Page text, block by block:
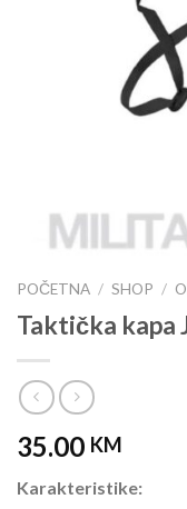
POČETNA / SHOP /
Taktička kapa
35.00 KM
Karakteristike: